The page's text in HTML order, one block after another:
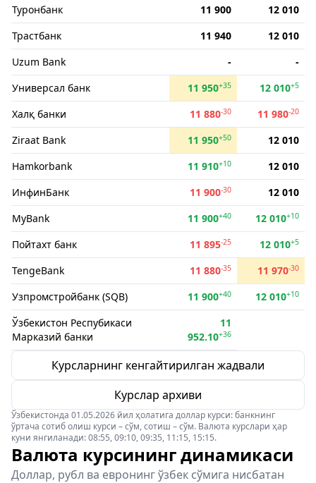
Туронбанк
11 900
12 010
Трастбанк
11 940
12 010
Uzum Bank
-
-
Универсал банк
11 950+35 12 010+5
Халқ банки 11 880-30 11 980-20
Ziraat Bank 11 950+50
12 010
Hamkorbank
11 910+10
12 010
ИнфинБанк
11 900-30
12 010
MyBank
11 900+40 12 010+10
Пойтахт банк 11 895-25 12 010+5
TengeBank 11 880-35 11 970-30
Узпромстройбанк (SQB) 11 900+40 12 010+10
Ўзбекистон Респубикаси
Марказий банки
11
952.10+36
Курсларнинг кенгайтирилган жадвали
Курслар архиви
Ўзбекистонда 01.05.2026 йил ҳолатига доллар курси: банкнинг
ўртача сотиб олиш курси – сўм, сотиш – сўм. Валюта курслари ҳар
куни янгиланади: 08:55, 09:10, 09:35, 11:15, 15:15.
Валюта курсининг динамикаси
Доллар, рубл ва евронинг ўзбек сўмига нисбатан